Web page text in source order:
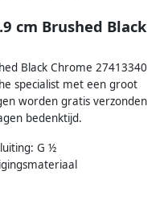
cm Brushed Black
Black Chrome 27413340
specialist met een groot
worden gratis verzonden
bedenktijd.
G ½